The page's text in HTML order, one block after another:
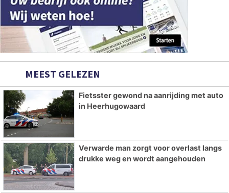
MEEST GELEZEN
Fietsster gewond na aanrijding met auto
in Heerhugowaard
Verwarde man zorgt voor overlast langs
drukke weg en wordt aangehouden